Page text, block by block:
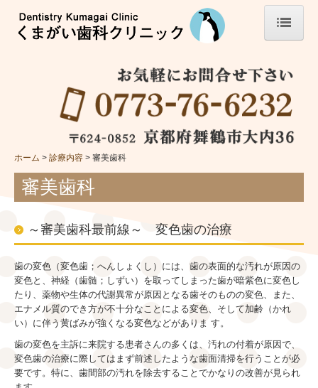
診療時間
医療費控除のご案内
診療内容
歯周病
入れ歯
インプラント
小児歯科
審美歯科
ホーム 診療内容 審美歯科
審美歯科
～審美歯科最前線～ 変色歯の治療
歯の変色（変色歯；へんしょくし）には、歯の表面的な汚れが原因の
変色と、神経（歯髄；しずい）を取ってしまった歯が暗紫色に変色し
たり、薬物や生体の代謝異常が原因となる歯そのものの変色、また、
エナメル質のでき方が不十分なことによる変色、そして加齢（かれ
い）に伴う黄ばみが強くなる変色などがありま す。
歯の変色を主訴に来院する患者さんの多くは、汚れの付着が原因で、
変色歯の治療に際してはまず前述したような歯面清掃を行うことが必
要です。特に、歯間部の汚れを除去することでかなりの改善が見られ